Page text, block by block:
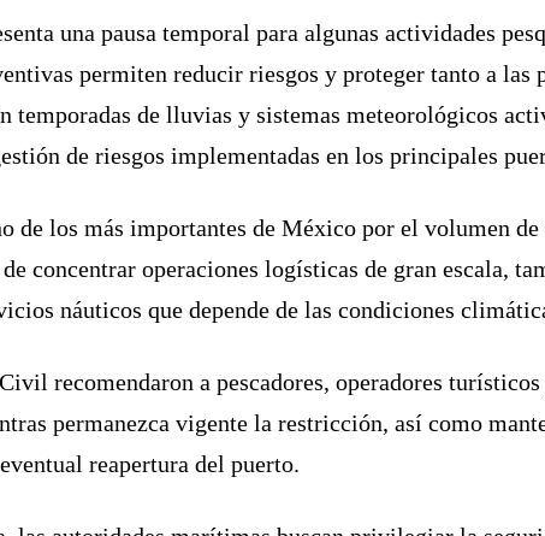
una pausa temporal para algunas actividades
permiten reducir riesgos y proteger tanto a las
temporadas de lluvias y sistemas meteorológicos
de riesgos implementadas en los principales
de los más importantes de México por el volumen
concentrar operaciones logísticas de gran escala,
náuticos que depende de las condiciones
recomendaron a pescadores, operadores
permanezca vigente la restricción, así como
reapertura del puerto.